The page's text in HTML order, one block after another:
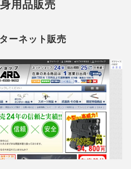
用品販売
ーネット販売